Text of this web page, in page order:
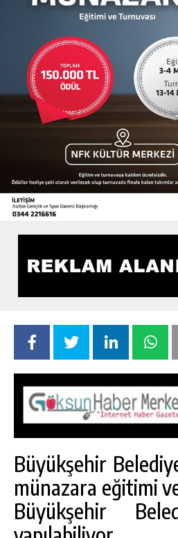
Büyükşehir
münazara eğitimi
Büyükşehir